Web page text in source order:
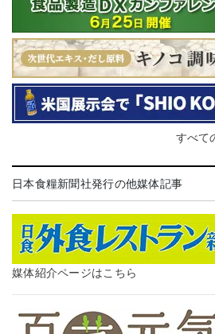
すべて
日本食糧新聞社発行の他媒体記事
媒体紹介ページはこちら